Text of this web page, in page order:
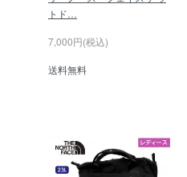
トド…
7,000円(税込)
送料無料